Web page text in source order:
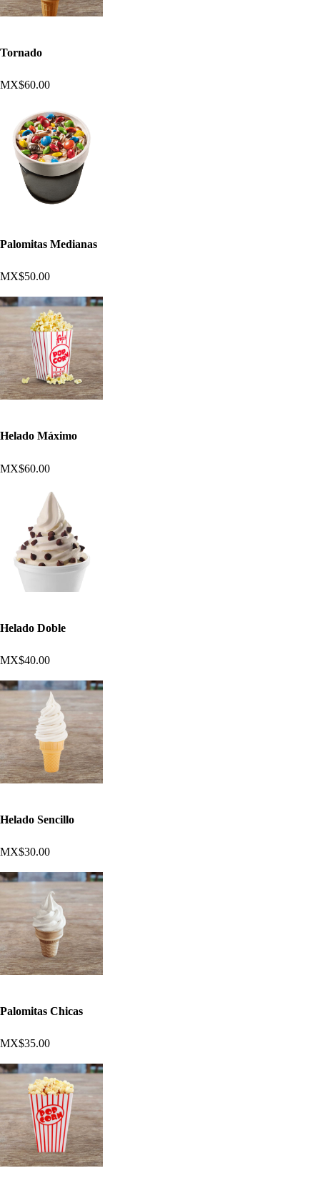
Tornado
MX$60.00
Palomitas Medianas
MX$50.00
Helado Máximo
MX$60.00
Helado Doble
MX$40.00
Helado Sencillo
MX$30.00
Palomitas Chicas
MX$35.00